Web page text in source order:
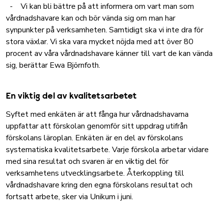
- Vi kan bli bättre på att informera om vart man som
vårdnadshavare kan och bör vända sig om man har
synpunkter på verksamheten. Samtidigt ska vi inte dra för
stora växlar. Vi ska vara mycket nöjda med att över 80
procent av våra vårdnadshavare känner till vart de kan vända
sig, berättar Ewa Björnfoth.
En viktig del av kvalitetsarbetet
Syftet med enkäten är att fånga hur vårdnadshavarna
uppfattar att förskolan genomför sitt uppdrag utifrån
förskolans läroplan. Enkäten är en del av förskolans
systematiska kvalitetsarbete. Varje förskola arbetar vidare
med sina resultat och svaren är en viktig del för
verksamhetens utvecklingsarbete. Återkoppling till
vårdnadshavare kring den egna förskolans resultat och
fortsatt arbete, sker via Unikum i juni.